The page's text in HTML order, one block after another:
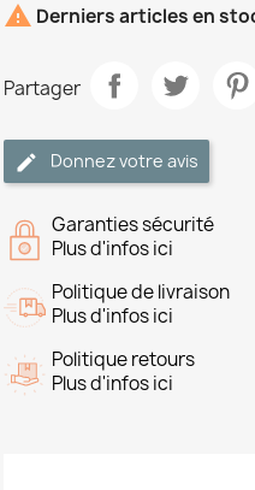
 Derniers articles en
Partager
Donnez votre avis
Garanties sécurité
Plus d'infos ici
Politique de livraison
Plus d'infos ici
Politique retours
Plus d'infos ici